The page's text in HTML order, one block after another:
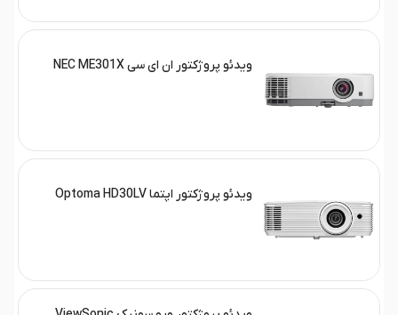
ویدئو پروژکتور ان ای سی NEC ME301X
ویدئو پروژکتور اپتما Optoma HD30LV